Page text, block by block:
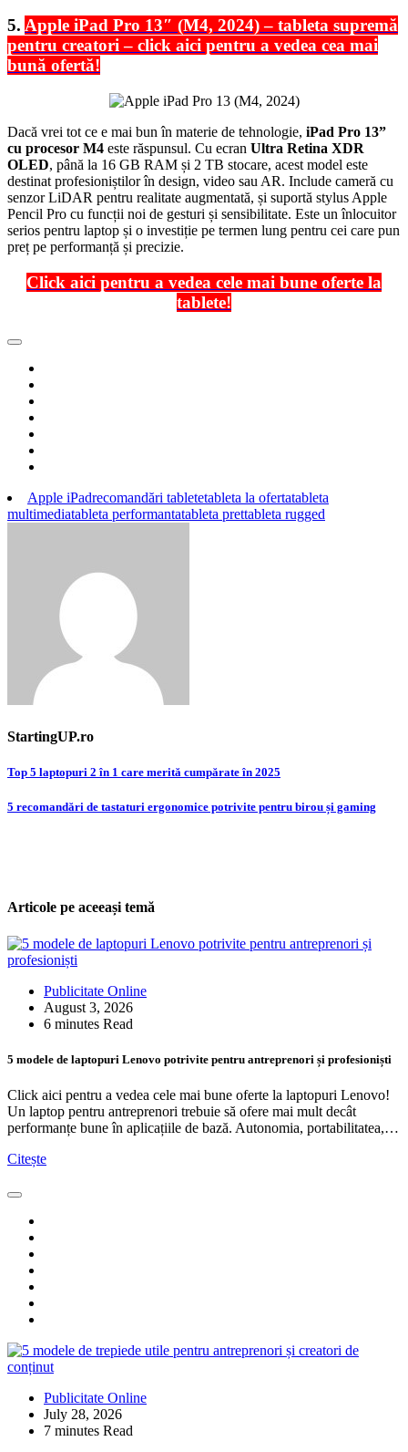
5. Apple iPad Pro 13″ (M4, 2024) – tableta supremă
pentru creatori – click aici pentru a vedea cea mai
bună ofertă!
Dacă vrei tot ce e mai bun în materie de tehnologie, iPad Pro 13”
cu procesor M4 este răspunsul. Cu ecran Ultra Retina XDR
OLED, până la 16 GB RAM și 2 TB stocare, acest model este
destinat profesioniștilor în design, video sau AR. Include cameră cu
senzor LiDAR pentru realitate augmentată, și suportă stylus Apple
Pencil Pro cu funcții noi de gesturi și sensibilitate. Este un înlocuitor
serios pentru laptop și o investiție pe termen lung pentru cei care pun
preț pe performanță și precizie.
Click aici pentru a vedea cele mai bune oferte la
tablete!
Apple iPadrecomandări tabletetableta la ofertatableta
multimediatableta performantatableta prettableta rugged
StartingUP.ro
Post
navigation
Top 5 laptopuri 2 în 1 care merită cumpărate în 2025
5 recomandări de tastaturi ergonomice potrivite pentru birou și gaming
Articole pe aceeași temă
Publicitate Online
August 3, 2026
6 minutes Read
5 modele de laptopuri Lenovo potrivite pentru antreprenori și profesioniști
Click aici pentru a vedea cele mai bune oferte la laptopuri Lenovo!
Un laptop pentru antreprenori trebuie să ofere mai mult decât
performanțe bune în aplicațiile de bază. Autonomia, portabilitatea,…
Citește
Publicitate Online
July 28, 2026
7 minutes Read